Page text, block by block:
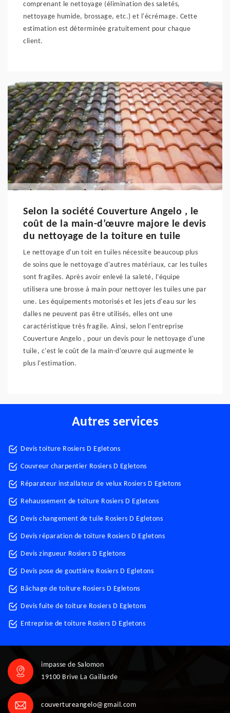
comprenant le nettoyage (élimination des saletés,
nettoyage humide, brossage, etc.) et l'écrémage. Cette
estimation est déterminée gratuitement pour chaque
client.
Selon la société Couverture Angelo , le
coût de la main-d’œuvre majore le devis
du nettoyage de la toiture en tuile
Le nettoyage d'un toit en tuiles nécessite beaucoup plus
de soins que le nettoyage d'autres matériaux, car les tuiles
sont fragiles. Après avoir enlevé la saleté, l’équipe
utilisera une brosse à main pour nettoyer les tuiles une par
une. Les équipements motorisés et les jets d'eau sur les
dalles ne peuvent pas être utilisés, elles ont une
caractéristique très fragile. Ainsi, selon l'entreprise
Couverture Angelo , pour un devis pour le nettoyage d'une
tuile, c'est le coût de la main-d'œuvre qui augmente le
plus l'estimation.
Autres services
Devis toiture Rosiers D Egletons
Couvreur charpentier Rosiers D Egletons
Réparateur installateur de velux Rosiers D Egletons
Rehaussement de toiture Rosiers D Egletons
Devis changement de tuile Rosiers D Egletons
Devis réparation de toiture Rosiers D Egletons
Devis zingueur Rosiers D Egletons
Devis pose de gouttière Rosiers D Egletons
Bâchage de toiture Rosiers D Egletons
Devis fuite de toiture Rosiers D Egletons
Entreprise de toiture Rosiers D Egletons
impasse de Salomon
19100 Brive La Gaillarde
couvertureangelo@gmail.com